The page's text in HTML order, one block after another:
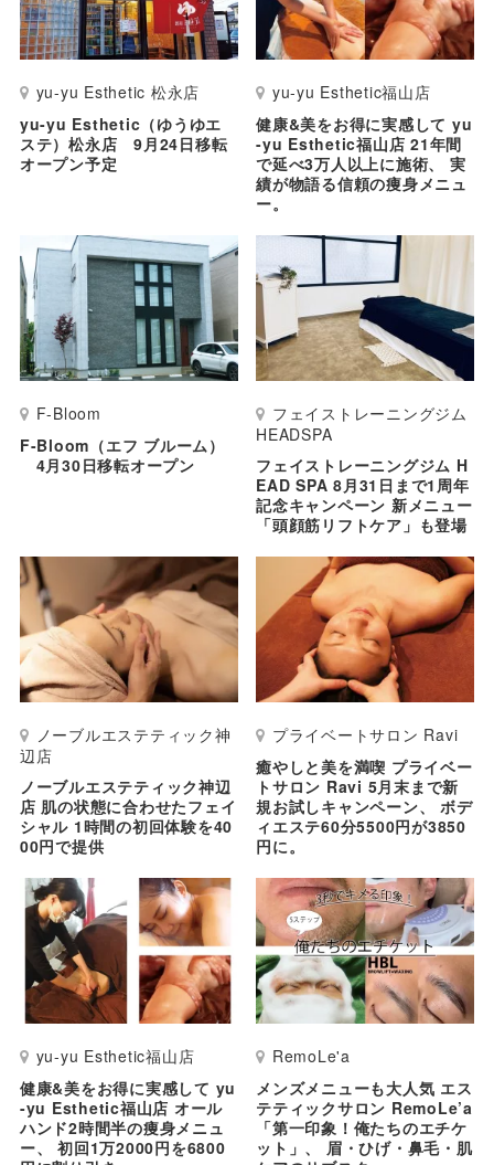
yu-yu Esthetic 松永店
yu-yu Esthetic（ゆうゆエ
ステ）松永店 9月24日移転
オープン予定
yu-yu Esthetic福山店
健康&美をお得に実感して yu
-yu Esthetic福山店 21年間
で延べ3万人以上に施術、 実
績が物語る信頼の痩身メニュ
ー。
F-Bloom
F-Bloom（エフ ブルーム）
4月30日移転オープン
フェイストレーニングジム
HEADSPA
フェイストレーニングジム H
EAD SPA 8月31日まで1周年
記念キャンペーン 新メニュー
「頭顔筋リフトケア」も登場
ノーブルエステティック神
辺店
ノーブルエステティック神辺
店 肌の状態に合わせたフェイ
シャル 1時間の初回体験を40
00円で提供
プライベートサロン Ravi
癒やしと美を満喫 プライベー
トサロン Ravi 5月末まで新
規お試しキャンペーン、 ボデ
ィエステ60分5500円が3850
円に。
yu-yu Esthetic福山店
健康&美をお得に実感して yu
-yu Esthetic福山店 オール
ハンド2時間半の痩身メニュ
ー、 初回1万2000円を6800
RemoLe'a
メンズメニューも大人気 エス
テティックサロン RemoLe’a
「第一印象！俺たちのエチケ
ット」、 眉・ひげ・鼻毛・肌